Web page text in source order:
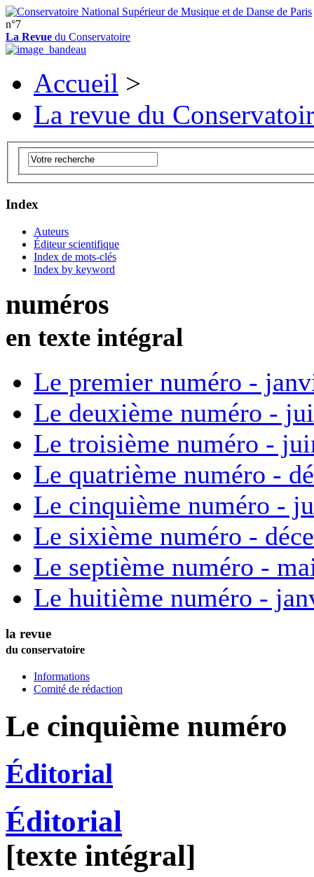
n°7
La Revue du Conservatoire
Accueil >
La revue du
Index
Auteurs
Éditeur scientifique
Index de mots-clés
Index by keyword
numéros
en texte intégral
Le premier numéro -
Le deuxième numéro -
Le troisième numéro -
Le quatrième numéro -
Le cinquième numéro -
Le sixième numéro -
Le septième numéro -
Le huitième numéro -
la revue
du conservatoire
Informations
Comité de rédaction
Le cinquième numéro
Éditorial
Éditorial
[texte intégral]